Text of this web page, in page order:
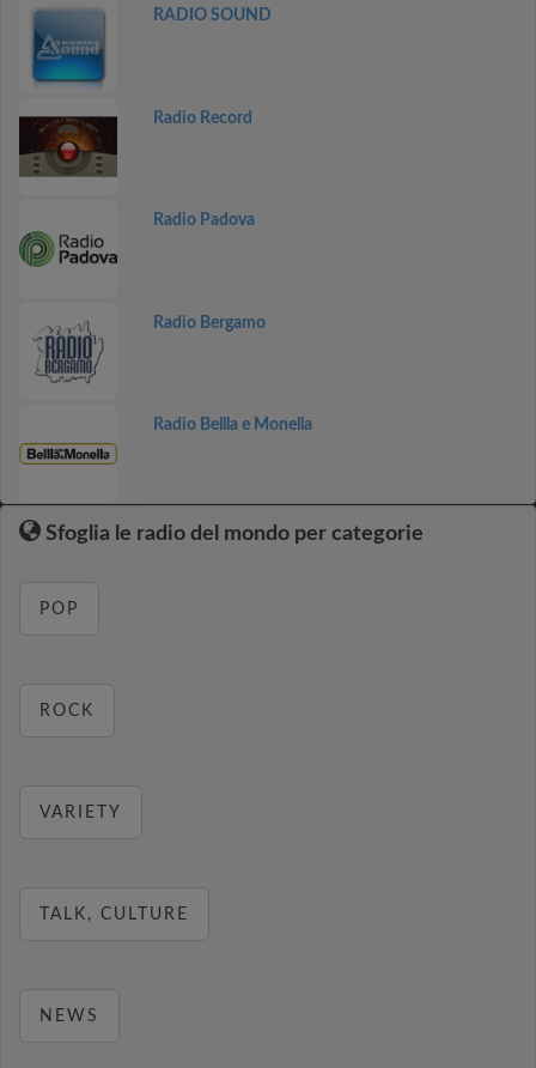
RADIO SOUND
Radio Record
Radio Padova
Radio Bergamo
Radio Bellla e Monella
Sfoglia le radio del mondo per categorie
POP
ROCK
VARIETY
TALK, CULTURE
NEWS